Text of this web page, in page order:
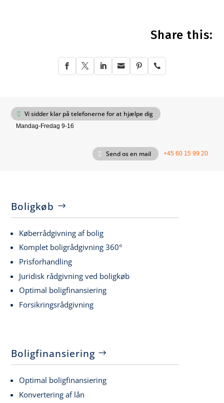
Share this:
     
Vi sidder klar på telefonerne for at hjælpe dig
Mandag-Fredag 9-16
Send os en mail +45 60 15 99 20
Boligkøb
Køberrådgivning af bolig
Komplet boligrådgivning 360°
Prisforhandling
Juridisk rådgivning ved boligkøb
Optimal boligfinansiering
Forsikringsrådgivning
Boligfinansiering
Optimal boligfinansiering
Konvertering af lån